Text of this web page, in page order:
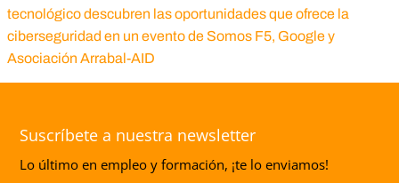
tecnológico descubren las oportunidades que ofrece la
ciberseguridad en un evento de Somos F5, Google y
Asociación Arrabal-AID
Suscríbete a nuestra newsletter
Lo último en empleo y formación, ¡te lo enviamos!